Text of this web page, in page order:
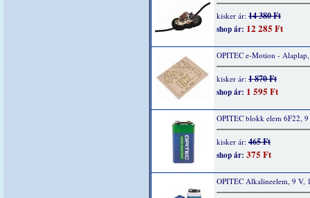
kisker ár: 14 380 Ft
shop ár: 12 285 Ft
OPITEC e-Motion -
kisker ár: 1 870 Ft
shop ár: 1 595 Ft
OPITEC blokk elem 6F22,
kisker ár: 465 Ft
shop ár: 375 Ft
OPITEC Alkalineelem, 9 V,